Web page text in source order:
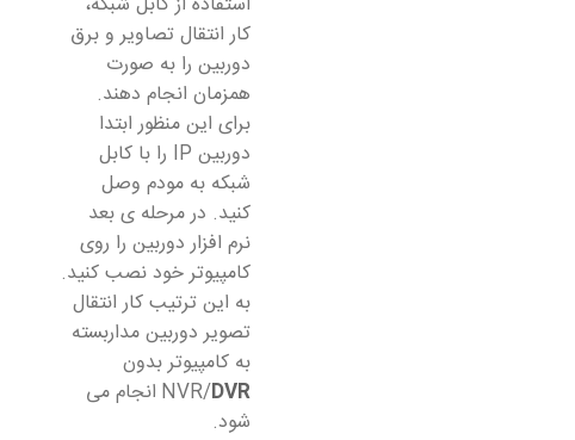
کار انتقال تصاویر و برق
دوربین را به صورت
همزمان انجام دهند.
برای این منظور ابتدا
دوربین IP را با کابل
شبکه به مودم وصل
کنید. در مرحله ی بعد
نرم افزار دوربین را روی
کامپیوتر خود نصب کنید.
به این ترتیب کار انتقال
تصویر دوربین مداربسته
به کامپیوتر بدون
NVR/DVR
انجام می
شود.